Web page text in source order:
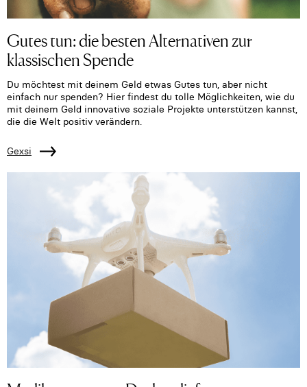
Gutes tun: die besten Alternativen zur
klassischen Spende
Du möchtest mit deinem Geld etwas Gutes tun, aber nicht
einfach nur spenden? Hier findest du tolle Möglichkeiten, wie du
mit deinem Geld innovative soziale Projekte unterstützen kannst,
die die Welt positiv verändern.
Gexsi